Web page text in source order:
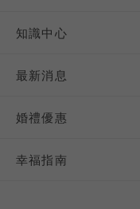
知識中心
最新消息
婚禮優惠
幸福指南